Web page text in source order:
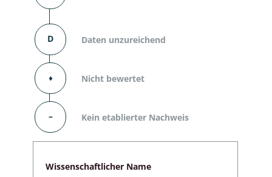
D Daten unzureichend
⬧ Nicht bewertet
– Kein etablierter Nachweis
Wissenschaftlicher Name